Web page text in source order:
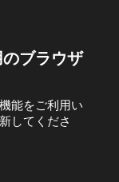
ブラウザ
能をご利用い
してくださ